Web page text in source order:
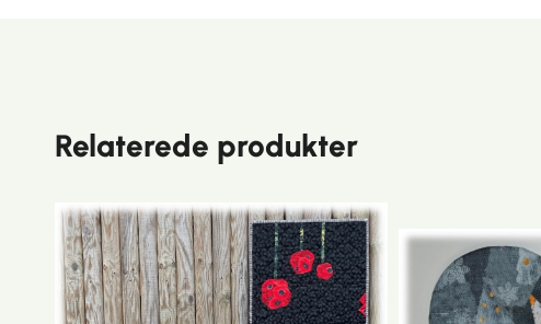
Relaterede produkter